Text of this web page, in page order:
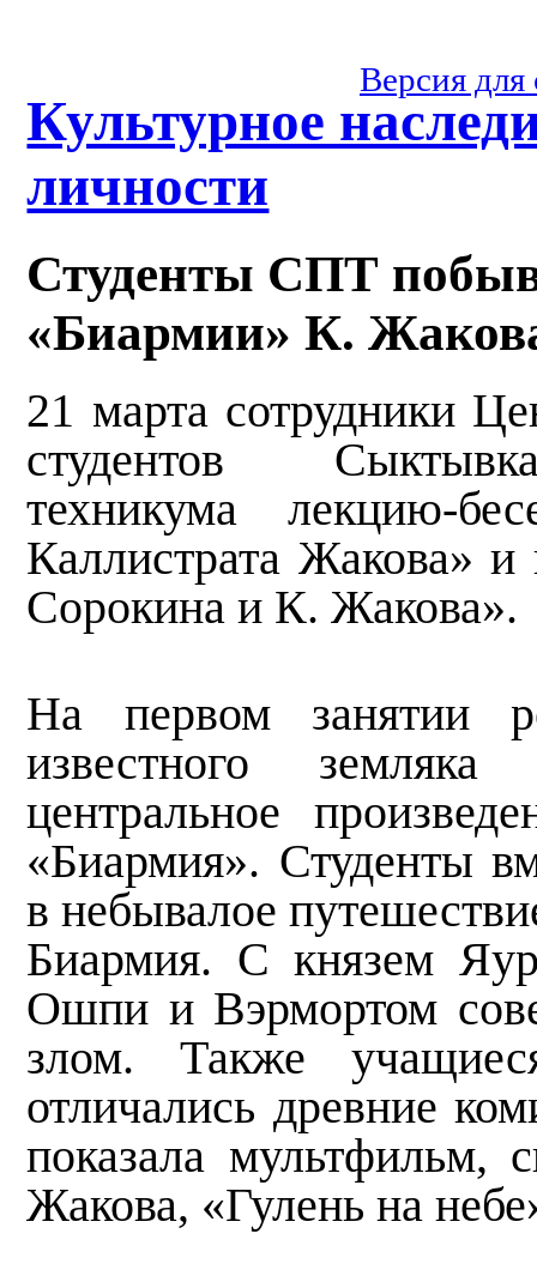
Версия
Культурное
личности
Студенты СПТ
«Биармии» К.
21 марта сотрудники
студентов
техникума лекцию-
Каллистрата Жакова»
Сорокина и К. Жакова».
На первом занятии
известного
центральное
«Биармия». Студенты
в небывалое
Биармия. С князем
Ошпи и Вэрмортом
злом. Также
отличались древние
показала мультфильм,
Жакова, «Гулень на